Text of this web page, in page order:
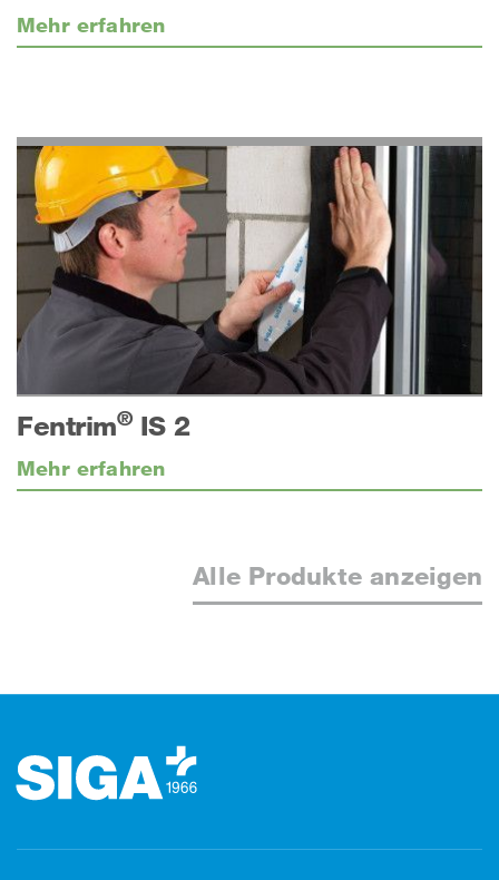
Mehr erfahren
Fentrim®IS 2
Mehr erfahren
Alle Produkte anzeigen